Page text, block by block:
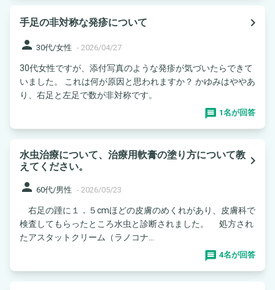
手足の非対称な発疹について
navigate_next
person 30代/女性 - 2026/04/27
30代女性ですが、添付写真のような発疹が気づいたらできて
いました。 これは何が原因と思われますか？ かゆみはややあ
り、右足と左足で数が非対称です。
1名が回答
水虫治療について、治療用軟膏の塗り方について教
えてください。
navigate_next
person 60代/男性 - 2026/05/23
右足の踵に１．５cmほどの皮膚のめくれがあり、皮膚科で
検査してもらったところ水虫と診断されました。 処方され
たアスタットクリーム（ラノコナ...
4名が回答